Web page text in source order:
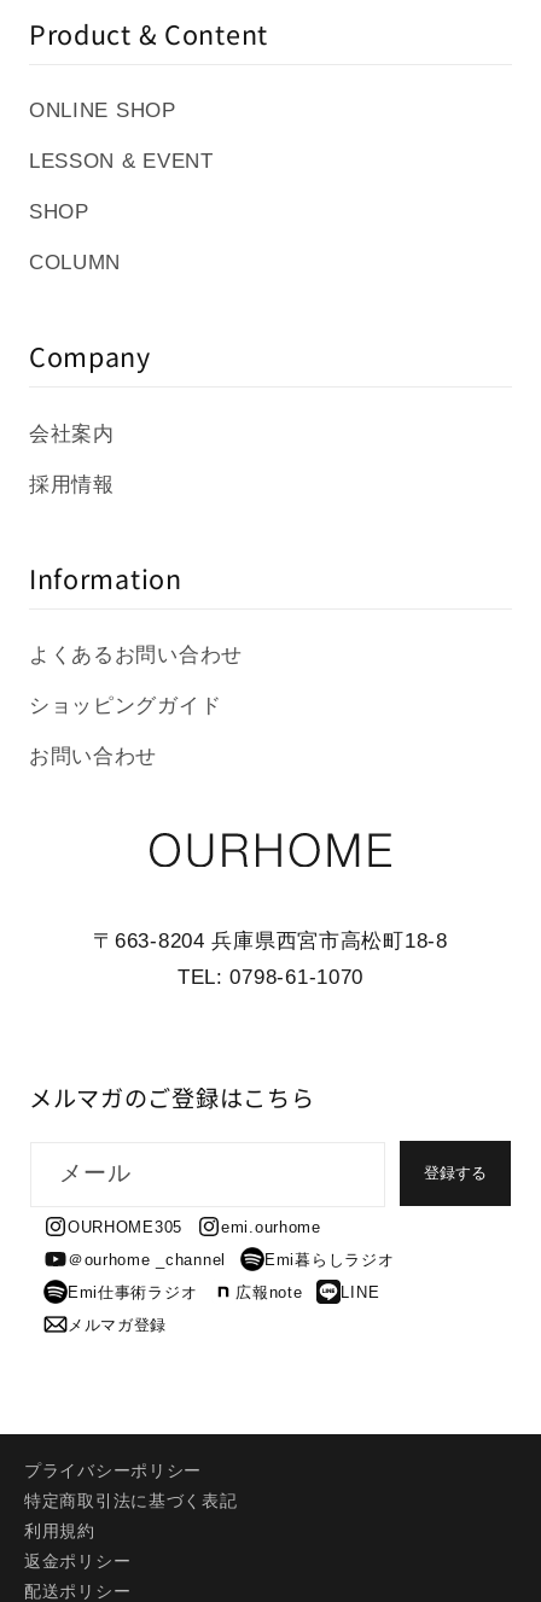
〒663-8204 兵庫県西宮市高松町18-8
TEL: 0798-61-1070
Product & Content
ONLINE SHOP
LESSON & EVENT
SHOP
COLUMN
Company
会社案内
採用情報
Information
よくあるお問い合わせ
ショッピングガイド
お問い合わせ
メルマガのご登録はこちら
メール 登録する
OURHOME305
emi.ourhome
＠ourhome _channel
Emi暮らしラジオ
Emi仕事術ラジオ
広報note
LINE
メルマガ登録
プライバシーポリシー
特定商取引法に基づく表記
利用規約
返金ポリシー
配送ポリシー